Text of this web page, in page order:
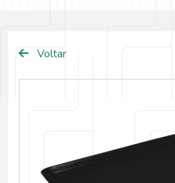
Voltar
Anápolis - Jundiaí
Goiânia - Jardim América II